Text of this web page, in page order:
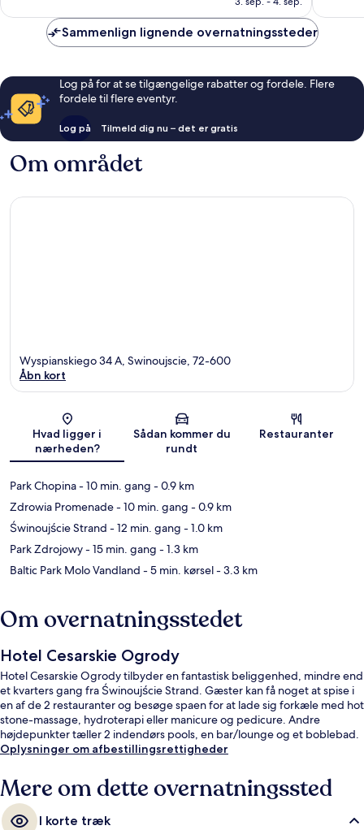
anmeldelser
Sammenlign lignende overnatningssteder
Log på for at se tilgængelige rabatter og fordele. Flere
fordele til flere eventyr.
Log på Tilmeld dig nu – det er gratis
Om området
Kort
Wyspianskiego 34 A, Swinoujscie, 72-600
Åbn kort
Hvad ligger i
nærheden?
Sådan kommer du
rundt
Restauranter
Park Chopina- 10 min. gang - 0.9 km
Zdrowia Promenade- 10 min. gang - 0.9 km
Świnoujście Strand - 12 min. gang - 1.0 km
Park Zdrojowy- 15 min. gang - 1.3 km
Baltic Park Molo Vandland - 5 min. kørsel- 3.3 km
Om overnatningsstedet
Hotel Cesarskie Ogrody
Hotel Cesarskie Ogrody tilbyder en fantastisk beliggenhed, mindre end
et kvarters gang fra Świnoujście Strand. Gæster kan få noget at spise i
en af de 2 restauranter og besøge spaen for at lade sig forkæle med hot
stone-massage, hydroterapi eller manicure og pedicure. Andre
højdepunkter tæller 2 indendørs pools, en bar/lounge og et boblebad.
Oplysninger om afbestillingsrettigheder
Mere om dette overnatningssted
I korte træk